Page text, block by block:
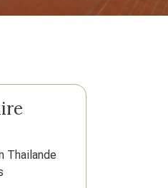
Thailande